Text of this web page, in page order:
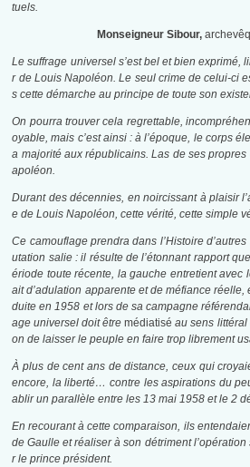
tuels.
Monseigneur Sibour,
Le suffrage universel s’est bel et bien exprimé,
r de Louis Napoléon. Le seul crime de celui-ci
s cette démarche au principe de toute son
On pourra trouver cela regrettable,
oyable, mais c’est ainsi : à l’époque, le corps
a majorité aux républicains. Las de ses
apoléon.
Durant des décennies, en noircissant à plaisir
e de Louis Napoléon, cette vérité, cette simple
Ce camouflage prendra dans l’Histoire
utation salie : il résulte de l’étonnant rapport
ériode toute récente, la gauche entretient avec
ait d’adulation apparente et de méfiance
duite en 1958 et lors de sa campagne
age universel doit êtremédiatisé au sens littéral
on de laisser le peuple en faire trop librement
À plus de cent ans de distance, ceux qui
encore, la liberté… contre les aspirations du
ablir un parallèle entre les 13 mai 1958 et le 2
En recourant à cette comparaison, ils
de Gaulle et réaliser à son détriment
r le prince président.